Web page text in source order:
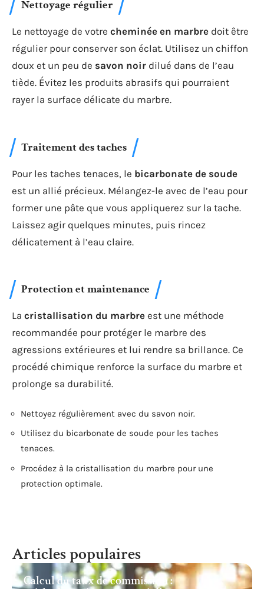
Nettoyage régulier
Le nettoyage de votre cheminée en marbre doit être
régulier pour conserver son éclat. Utilisez un chiffon
doux et un peu de savon noir dilué dans de l’eau
tiède. Évitez les produits abrasifs qui pourraient
rayer la surface délicate du marbre.
Traitement des taches
Pour les taches tenaces, le bicarbonate de soude
est un allié précieux. Mélangez-le avec de l’eau pour
former une pâte que vous appliquerez sur la tache.
Laissez agir quelques minutes, puis rincez
délicatement à l’eau claire.
Protection et maintenance
La cristallisation du marbre est une méthode
recommandée pour protéger le marbre des
agressions extérieures et lui rendre sa brillance. Ce
procédé chimique renforce la surface du marbre et
prolonge sa durabilité.
Nettoyez régulièrement avec du savon noir.
Utilisez du bicarbonate de soude pour les taches
tenaces.
Procédez à la cristallisation du marbre pour une
protection optimale.
Articles populaires
Calcul du taux de commission :